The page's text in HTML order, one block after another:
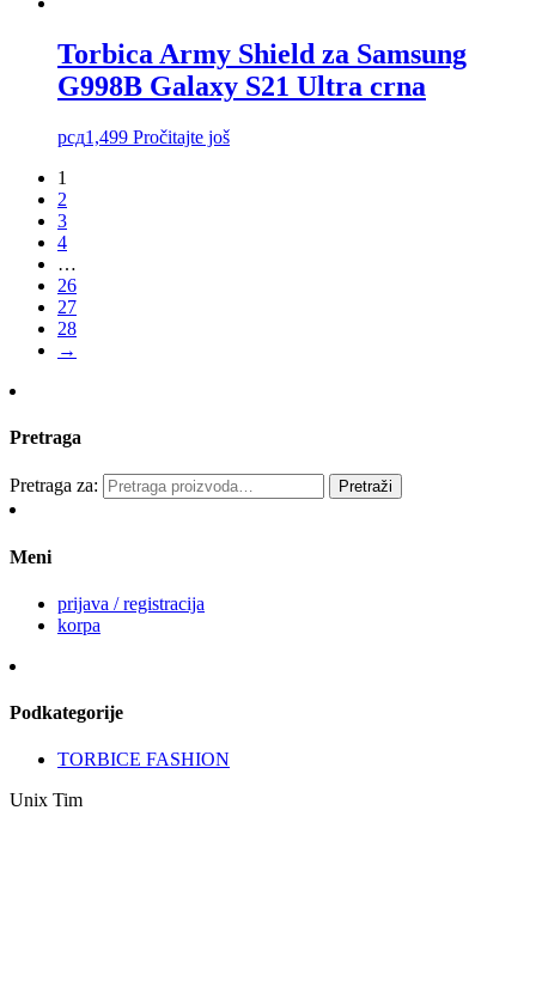
Torbica Army Shield za Samsung
G998B Galaxy S21 Ultra crna
рсд1,499 Pročitajte još
1
2
3
4
…
26
27
28
→
Pretraga
Pretraga za: Pretraži
Meni
prijava / registracija
korpa
Podkategorije
TORBICE FASHION
Unix Tim